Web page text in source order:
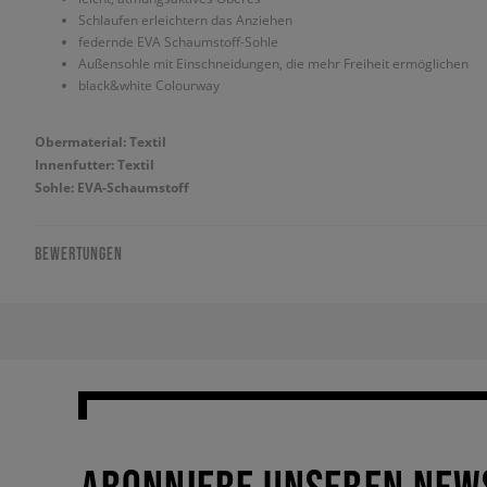
Schlaufen erleichtern das Anziehen
federnde EVA Schaumstoff-Sohle
Außensohle mit Einschneidungen, die mehr Freiheit ermöglichen
black&white Colourway
Obermaterial: Textil
Innenfutter: Textil
Sohle: EVA-Schaumstoff
BEWERTUNGEN